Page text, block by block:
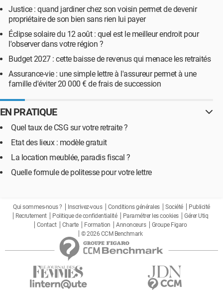
Justice : quand jardiner chez son voisin permet de devenir
propriétaire de son bien sans rien lui payer
Éclipse solaire du 12 août : quel est le meilleur endroit pour
l'observer dans votre région ?
Budget 2027 : cette baisse de revenus qui menace les retraités
Assurance-vie : une simple lettre à l'assureur permet à une
famille d'éviter 20 000 € de frais de succession
EN PRATIQUE
Quel taux de CSG sur votre retraite ?
Etat des lieux : modèle gratuit
La location meublée, paradis fiscal ?
Quelle formule de politesse pour votre lettre
Qui sommes-nous ? Inscrivez-vous Conditions générales Société
Publicité
Recrutement
Politique de confidentialité Paramétrer les cookies
Gérer Utiq
Contact
Charte Formation Annonceurs
Groupe Figaro
© 2026 CCM Benchmark